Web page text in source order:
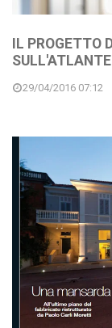
IL PROGETTO
29/04/2016 07:12